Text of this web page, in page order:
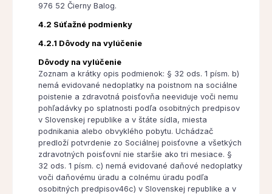
976 52 Čierny Balog.
4.2 Súťažné podmienky
4.2.1 Dôvody na vylúčenie
Dôvody na vylúčenie
Zoznam a krátky opis podmienok: § 32 ods. 1 písm. b)
nemá evidované nedoplatky na poistnom na sociálne
poistenie a zdravotná poisťovňa neeviduje voči nemu
pohľadávky po splatnosti podľa osobitných predpisov
v Slovenskej republike a v štáte sídla, miesta
podnikania alebo obvyklého pobytu. Uchádzač
predloží potvrdenie zo Sociálnej poisťovne a všetkých
zdravotných poisťovní nie staršie ako tri mesiace. §
32 ods. 1 písm. c) nemá evidované daňové nedoplatky
voči daňovému úradu a colnému úradu podľa
osobitných predpisov46c) v Slovenskej republike a v